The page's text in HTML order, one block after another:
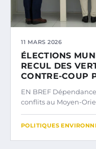
11 MARS 2026
ÉLECTIONS
RECUL DES
CONTRE-COUP
EN BREF
conflits au Moyen-
POLITIQUES